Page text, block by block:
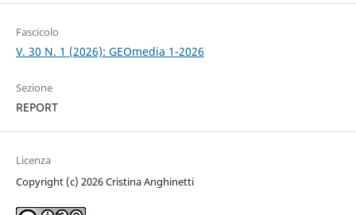
Fascicolo
V. 30 N. 1 (2026): GEOmedia 1-2026
Sezione
REPORT
Licenza
Copyright (c) 2026 Cristina Anghinetti